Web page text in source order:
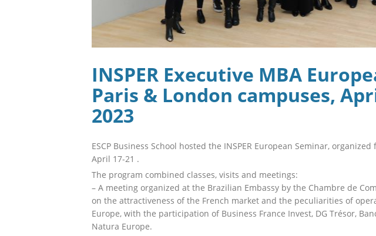
INSPER Executive MBA
Paris & London campuses,
2023
ESCP Business School hosted the INSPER European Seminar,
April 17-21 .
The program combined classes, visits and meetings:
– A meeting organized at the Brazilian Embassy by the Chambre de
on the attractiveness of the French market and the peculiarities of
Europe, with the participation of Business France Invest, DG Trésor,
Natura Europe.